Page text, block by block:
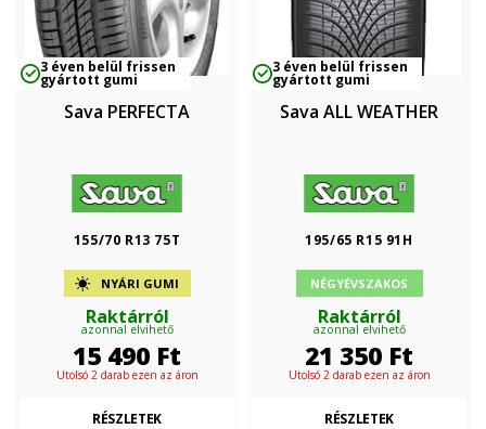
3 éven belül frissen
gyártott gumi
Sava PERFECTA
155/70 R13 75T
NYÁRI GUMI
Raktárról
azonnal elvihető
15 490 Ft
Utolsó 2 darab ezen az áron
RÉSZLETEK
3 éven belül frissen
gyártott gumi
Sava ALL WEATHER
195/65 R15 91H
NÉGYÉVSZAKOS
Raktárról
azonnal elvihető
21 350 Ft
Utolsó 2 darab ezen az áron
RÉSZLETEK